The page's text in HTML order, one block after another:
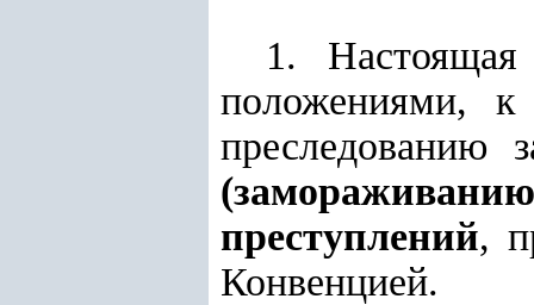
1.
положениями, к
(замораживанию
преступлений,
Конвенцией.